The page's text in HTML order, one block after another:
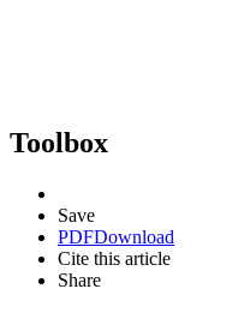
Toolbox
Save
PDFDownload
Cite this article
Share